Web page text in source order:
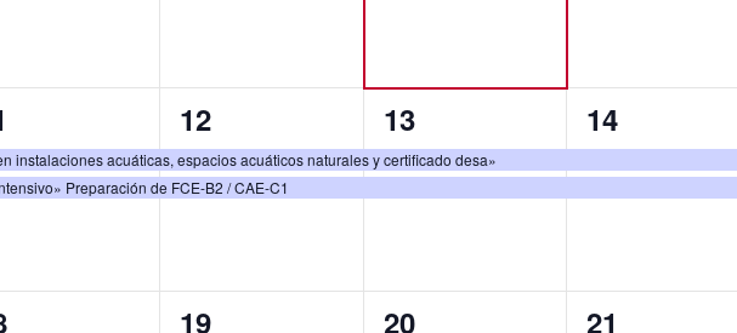
instalaciones acuáticas, espacios acuáticos naturales y certificado desa»
Preparación de FCE-B2 / CAE-C1
2
eventos,
12
2
eventos,
13
2
eventos,
14
2
19
2
20
2
21